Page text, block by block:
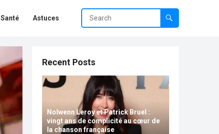
Santé Astuces
Recent Posts
Nolwenn Leroy et Patrick Bruel :
vingt ans de complicité au cœur de
la chanson française